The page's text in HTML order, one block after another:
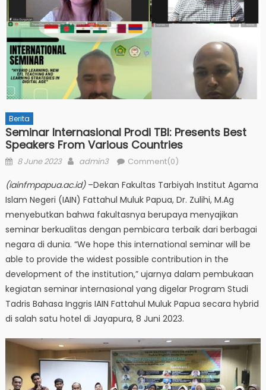
Berita
Seminar Internasional Prodi TBI: Presents Best
Speakers From Various Countries
Posted
8 June 2023 Author
admin3 Comment(0)
(iainfmpapua.ac.id)–Dekan Fakultas Tarbiyah Institut Agama
Islam Negeri (IAIN) Fattahul Muluk Papua, Dr. Zulihi, M.Ag
menyebutkan bahwa fakultasnya berupaya menyajikan
seminar berkualitas dengan pembicara terbaik dari berbagai
negara di dunia. “We hope this international seminar will be
able to provide the widest possible contribution in the
development of the institution,” ujarnya dalam pembukaan
kegiatan seminar internasional yang digelar Program Studi
Tadris Bahasa Inggris IAIN Fattahul Muluk Papua secara hybrid
di salah satu hotel di Jayapura, 8 Juni 2023.